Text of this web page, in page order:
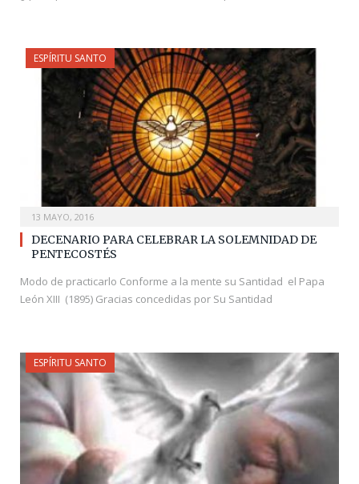
ESPÍRITU SANTO
13 MAYO, 2016
DECENARIO PARA CELEBRAR LA SOLEMNIDAD DE
PENTECOSTÉS
Modo de practicarlo Conforme a la mente su Santidad el Papa
León XIII (1895) Gracias concedidas por Su Santidad
ESPÍRITU SANTO